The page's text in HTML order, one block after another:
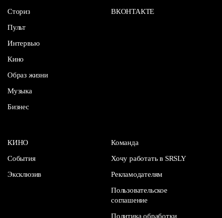
Сториз
Пульт
Интервью
Кино
Образ жизни
Музыка
Бизнес
ВКОНТАКТЕ
КИНО
События
Эксклюзив
Команда
Хочу работать в SRSLY
Рекламодателям
Пользовательское
соглашение
Политика обработки